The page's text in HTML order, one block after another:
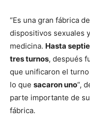
“Es una gran fábrica
dispositivos sexuales
medicina. Hasta
tres turnos, después
que unificaron el
lo que sacaron uno“,
parte importante de
fábrica.